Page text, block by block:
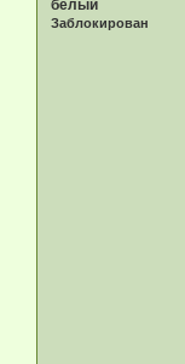
белый
Заблокирован